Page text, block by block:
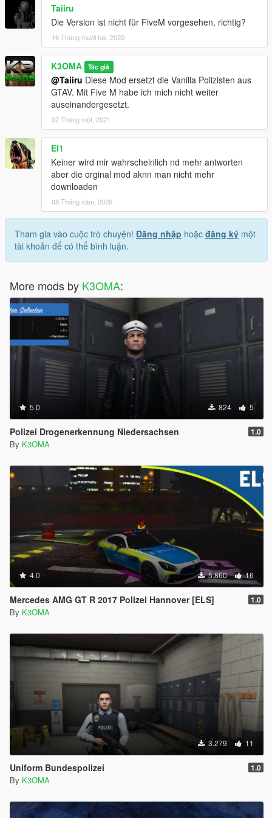
- Customized colors / angepasste Farben
- Customized Armor to long shirt / Weste angepasst
Taiiru
Die Version ist nicht für FiveM vorgesehen, richtig?
16 Tháng mười hai, 2020
K3OMA Tác giả
@Taiiru Diese Mod ersetzt die Vanilla Polizisten aus
GTAV. Mit Five M habe ich mich nicht weiter
auseinandergesetzt.
02 Tháng một, 2021
El1
Keiner wird mir wahrscheinlich nd mehr antworten
aber die orginal mod aknn man nicht mehr
downloaden
08 Tháng năm, 2026
Tham gia vào cuộc trò chuyện! Đăng nhập hoặc đăng ký một
tài khoản để có thể bình luận.
More mods by K3OMA:
5.0 824 5
Polizei Drogenerkennung Niedersachsen 1.0
By K3OMA
4.0 5.860 16
Mercedes AMG GT R 2017 Polizei Hannover [ELS] 1.0
By K3OMA
3.279 11
Uniform Bundespolizei 1.0
By K3OMA